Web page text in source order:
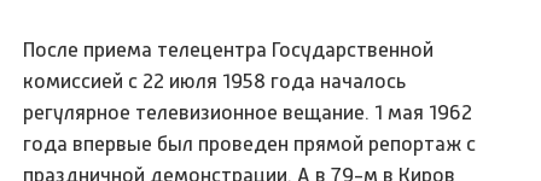
После приема телецентра Государственной
комиссией с 22 июля 1958 года началось
регулярное телевизионное вещание. 1 мая 1962
года впервые был проведен прямой репортаж с
праздничной демонстрации. А в 79-м в Киров